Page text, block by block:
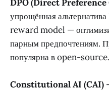
DPO (Direct
упрощённая
reward model —
парным предпочтениям.
популярна в open-source.
Constitutional AI (CAI)